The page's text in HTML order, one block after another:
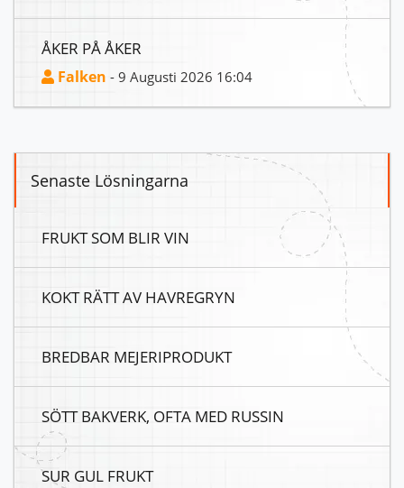
ÅKER PÅ ÅKER
Falken - 9 Augusti 2026 16:04
Senaste Lösningarna
FRUKT SOM BLIR VIN
KOKT RÄTT AV HAVREGRYN
BREDBAR MEJERIPRODUKT
SÖTT BAKVERK, OFTA MED RUSSIN
SUR GUL FRUKT